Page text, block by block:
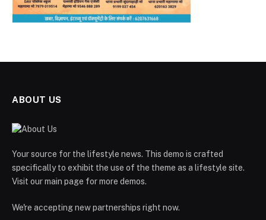
ABOUT US
Your source for the lifestyle news. This demo is crafted
specifically to exhibit the use of the theme as a lifestyle site.
Visit our main page for more demos.
We're accepting new partnerships right now.